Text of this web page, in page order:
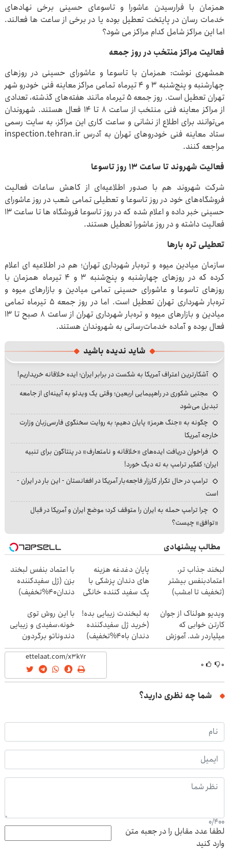
همزمان با فرارسیدن عاشورا و تاسوعای حسینی برخی نهادهای
خدمات رسان در پایتخت تعطیل بوده یا در برخی از ساعت ها فعالند.
اما این مراکز شامل کدام مراکز می شود؟
فعالیت مراکز منتخب در روز جمعه
همشهری نوشت: همزمان با تاسوعا و عاشورای حسینی در روزهای
چهارشنبه و پنج‌شنبه ۳ و ۴ تیرماه تمامی مراکز معاینه فنی خودرو شهر
تهران تعطیل است. روز جمعه ۵ تیرماه مانند هفته‌های گذشته، تعدادی
از مراکز معاینه فنی منتخب از ساعت ۸ تا ۱۴ فعال هستند. شهروندان
می‌توانند برای اطلاع از نشانی و ساعت کاری این مراکز، به سایت رسمی
ستاد معاینه فنی خودروهای تهران به آدرس inspection.tehran.ir
مراجعه کنند.
فعالیت شهروند تا ساعت ۱۳ روز تاسوعا
شرکت شهروند هم با صدور اطلاعیه‌ای از کاهش ساعات فعالیت
فروشگاه‌های خود در روز تاسوعا و تعطیلی تمامی شعب در روز عاشورای
حسینی خبر داده و اعلام شده که در روز تاسوعا فروشگاه ها تا ساعت ۱۳
فعالیت داشته و در روز عاشورا تعطیل هستند.
تعطیلی تره بارها
سازمان میادین میوه و تره‌بار شهرداری تهران؛ هم در اطلاعیه ای اعلام
کرده که در روزهای چهارشنبه و پنج‌شنبه ۳ و ۴ تیرماه همزمان با
روزهای تاسوعا و عاشورای حسینی تمامی میادین و بازارهای میوه و
تره‌بار شهرداری تهران تعطیل است. اما در روز جمعه ۵ تیرماه تمامی
میادین و بازارهای میوه و تره‌بار شهرداری تهران از ساعت ۸ صبح تا ۱۳
فعال بوده و آماده خدمات‌رسانی به شهروندان هستند.
شاید ندیده باشید
آشکارترین اعتراف آمریکا به شکست در برابر ایران؛ ایده خلاقانه خریداریم!
مجتبی شکوری در راهپیمایی اربعین؛ وقتی یک ویدئو به آیینه‌ای از جامعه
تبدیل می‌شود
چگونه به «جنگ هرمز» پایان دهیم؛ به روایت سخنگوی فارسی‌زبان وزارت
خارجه آمریکا
فراخوان دریافت ایده‌های «خلاقانه و نامتعارف» در پنتاگون برای تنبیه
ایران؛ کفگیر ترامپ به ته دیگ خورد!
ترامپ در حال تکرار کارزار فاجعه‌بار آمریکا در افغانستان - این بار در ایران -
است
چرا ترامپ حمله به ایران را متوقف کرد؛ موضع ایران و آمریکا در قبال
«توافق» چیست؟
مطالب پیشنهادی
لبخند جذاب تر،
اعتمادبنفس بیشتر
(تخفیف تا امشب)
پایان دغدغه هزینه
های دندان پزشکی با
پک سفید کننده خانگی
با اعتماد بنفس لبخند
بزن (ژل سفیدکننده
دندان40%تخفیف)
ویدیو هولناک از جوان
کارتن خوابی که
میلیاردر شد. آموزش
رایگان
به لبخندت زیبایی بده!
(خرید ژل سفیدکننده
دندان با40%تخفیف)
با این روش توی
خونه،سفیدی و زیبایی
دندوناتو برگردون
(40%off)
۰ ۰
شما چه نظری دارید؟
0/400
لطفا عدد مقابل را در جعبه متن
وارد کنید